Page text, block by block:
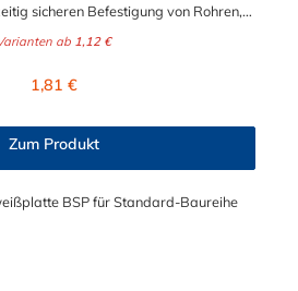
sicheren Befestigung von Rohren,
3015 ist Polypropylen (PP). Passende
ab 1,12 €
Regulärer Preis:
1,81 €
Zum Produkt